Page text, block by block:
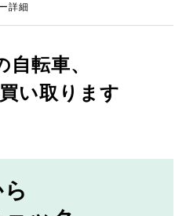
詳細
転車、
い取ります